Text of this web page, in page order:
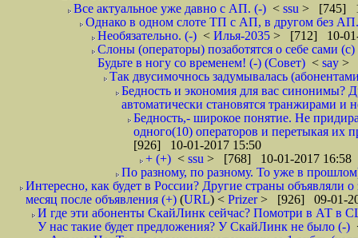
Все актуальное уже давно с АП. (-) < ssu > [745]
Однако в одном слоте ТП с АП, в другом без
Необязательно. (-) < Илья-2035 > [712] 10-01-
Слоны (операторы) позаботятся о себе сами
Будьте в ногу со временем! (-) (Совет) < say >
Так двусимочнось задумывалась
Бедность и экономия для вас синонимы?
автоматически становятся транжирами и
Бедность,- широкое понятие. Не
одного(10) операторов и перетыкая их
[926] 10-01-2017 15:50
+ (+) < ssu > [768] 10-01-2017 16:58
По разному, по разному. То уже в
Интересно, как будет в России? Другие страны объявляли
месяц после объявления (+) (URL) < Prizer> [926] 09-01-
И где эти абоненты СкайЛинк сейчас? Помотри в АТ в
У нас такие будет предложения? У СкайЛинк не было (-)